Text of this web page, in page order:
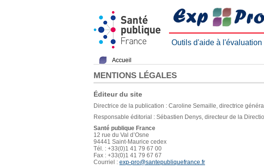
Outils d'aide à l'évaluation
Accueil
MENTIONS LÉGALES
Éditeur du site
Directrice de la publication : Caroline Semaille, directrice
Responsable éditorial : Sébastien Denys, directeur de la
Santé publique France
12 rue du Val d’Osne
94441 Saint-Maurice cedex
Tél. : +33(0)1 41 79 67 00
Fax : +33(0)1 41 79 67 67
Courriel : exp-pro@santepubliquefrance.fr